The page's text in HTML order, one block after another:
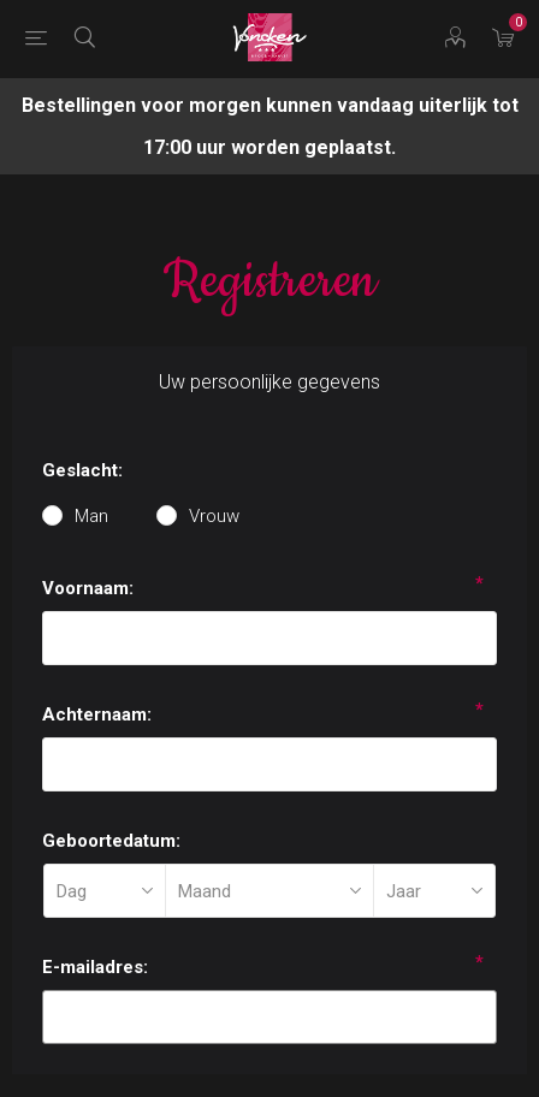
0
Bestellingen voor morgen kunnen vandaag uiterlijk tot
17:00 uur worden geplaatst.
Registreren
Uw persoonlijke gegevens
Geslacht:
Man Vrouw
Voornaam: *
Achternaam: *
Geboortedatum:
E-mailadres: *